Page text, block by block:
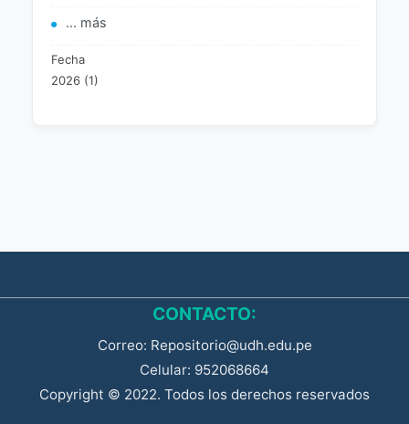
... más
Fecha
2026 (1)
CONTACTO:
Correo: Repositorio@udh.edu.pe
Celular: 952068664
Copyright © 2022. Todos los derechos reservados